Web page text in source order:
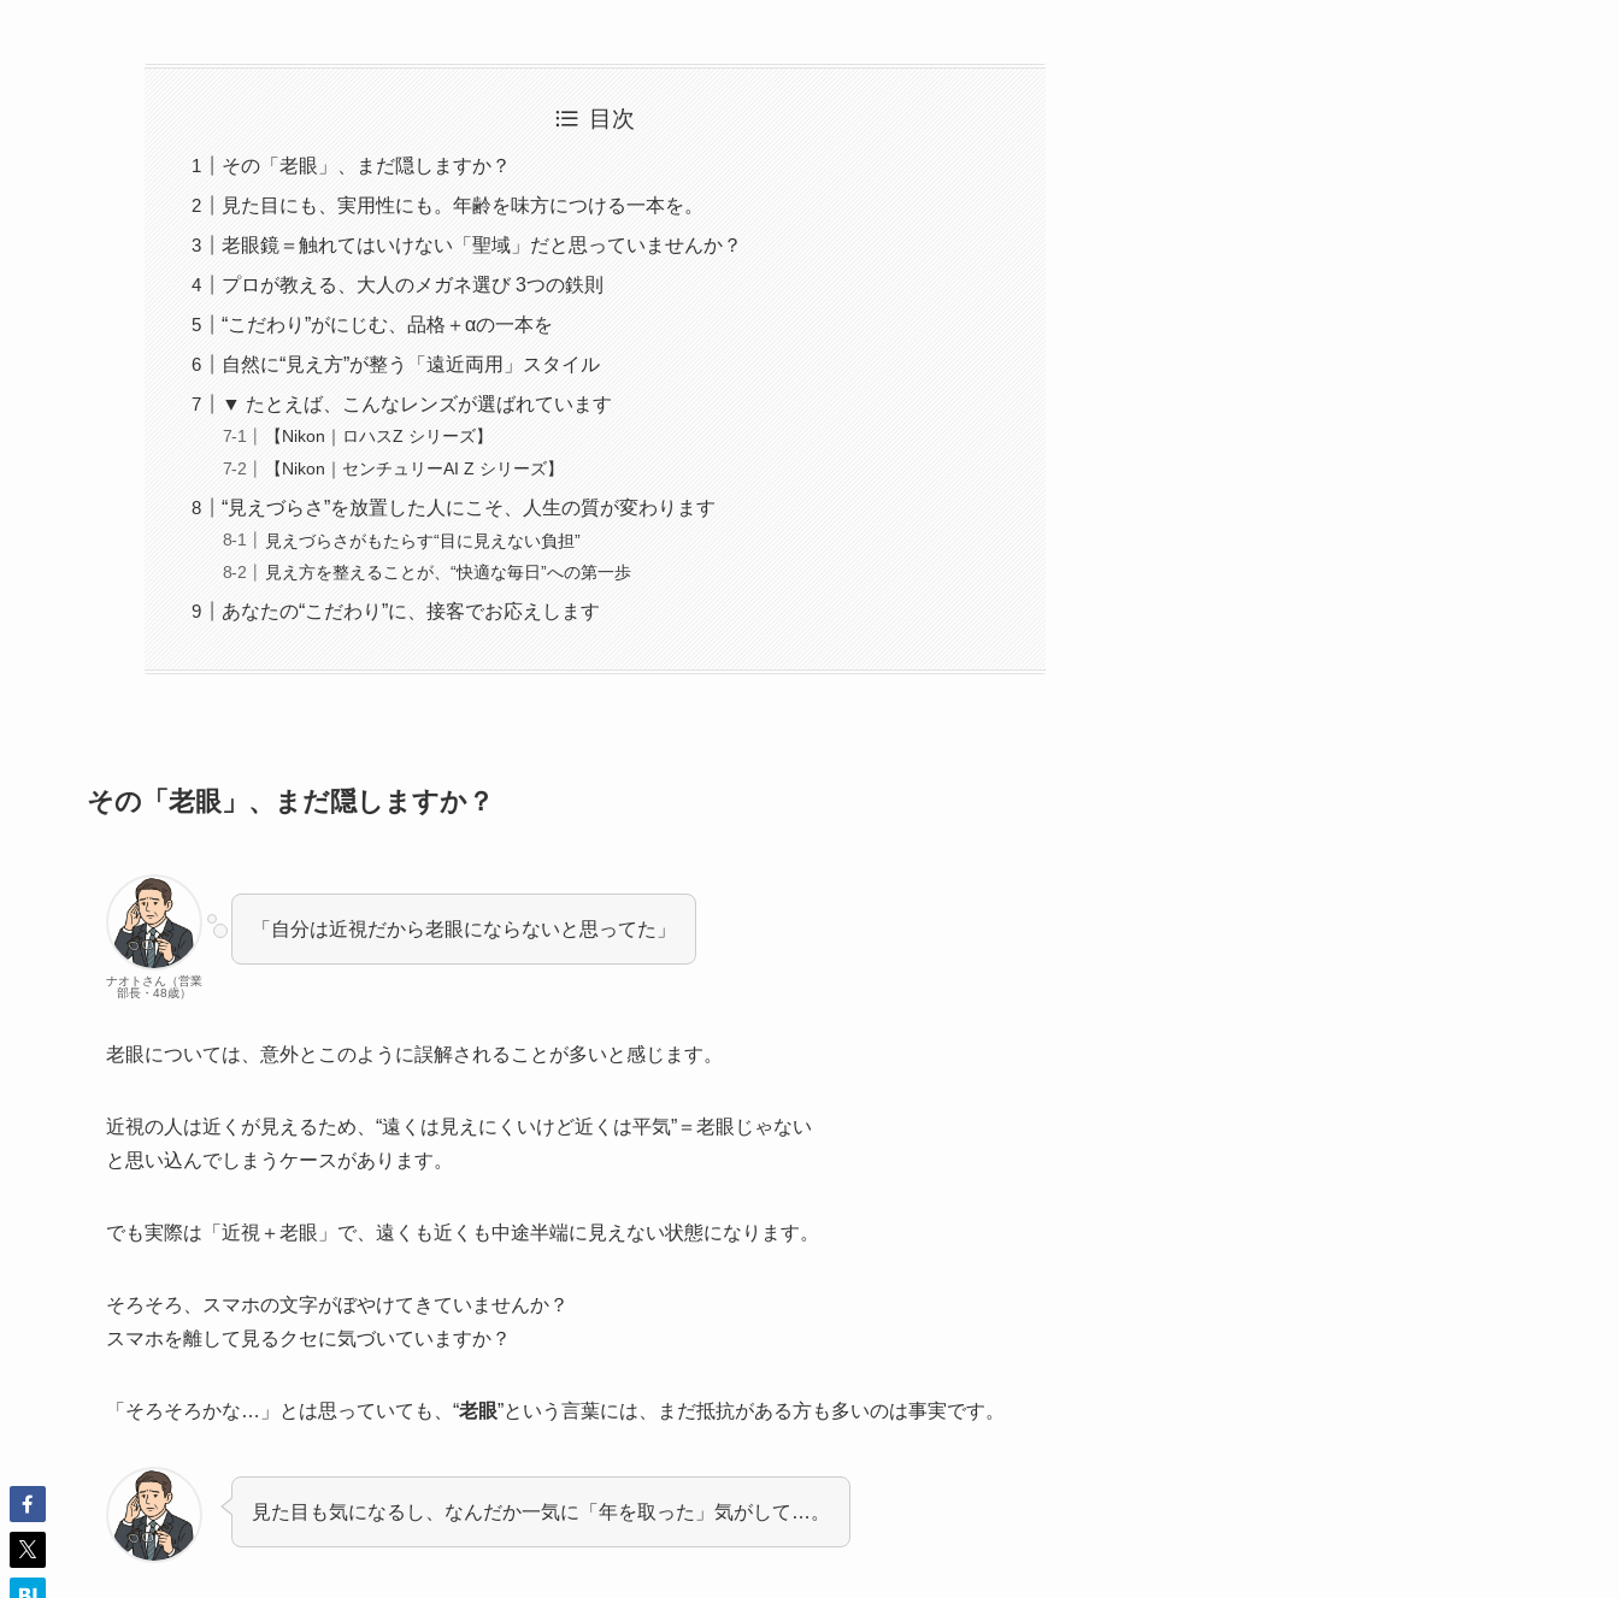
目次
その「老眼」、まだ隠しますか？
見た目にも、実用性にも。年齢を味方につける一本を。
老眼鏡＝触れてはいけない「聖域」だと思っていませんか？
プロが教える、大人のメガネ選び 3つの鉄則
“こだわり”がにじむ、品格＋αの一本を
自然に“見え方”が整う「遠近両用」スタイル
▼ たとえば、こんなレンズが選ばれています
【Nikon｜ロハスZ シリーズ】
【Nikon｜センチュリーAI Z シリーズ】
“見えづらさ”を放置した人にこそ、人生の質が変わります
見えづらさがもたらす“目に見えない負担”
見え方を整えることが、“快適な毎日”への第一歩
あなたの“こだわり”に、接客でお応えします
その「老眼」、まだ隠しますか？
ナオトさん（営業
部長・48歳）
「自分は近視だから老眼にならないと思ってた」
老眼については、意外とこのように誤解されることが多いと感じます。
近視の人は近くが見えるため、“遠くは見えにくいけど近くは平気”＝老眼じゃない
と思い込んでしまうケースがあります。
でも実際は「近視＋老眼」で、遠くも近くも中途半端に見えない状態になります。
そろそろ、スマホの文字がぼやけてきていませんか？
スマホを離して見るクセに気づいていますか？
「そろそろかな…」とは思っていても、“老眼”という言葉には、まだ抵抗がある方も多いのは事実です。
見た目も気になるし、なんだか一気に「年を取った」気がして…。